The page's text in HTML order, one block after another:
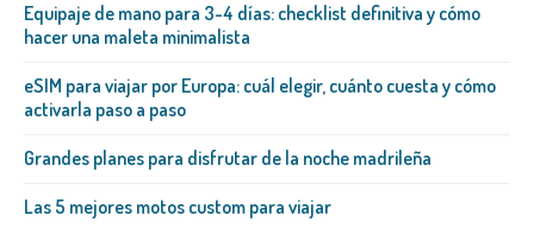
Equipaje de mano para 3-4 días: checklist definitiva y cómo
hacer una maleta minimalista
eSIM para viajar por Europa: cuál elegir, cuánto cuesta y cómo
activarla paso a paso
Grandes planes para disfrutar de la noche madrileña
Las 5 mejores motos custom para viajar